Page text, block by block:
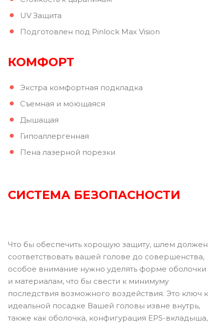
UV Защита
Подготовлен под Pinlock Max Vision
КОМФОРТ
Экстра комфортная подкладка
Съемная и моющаяся
Дышащая
Гипоаллергенная
Пена лазерной порезки
СИСТЕМА БЕЗОПАСНОСТИ
Что бы обеспечить хорошую защиту, шлем должен
соответствовать вашей голове до совершенства,
особое внимание нужно уделять форме оболочки
и материалам, что бы свести к минимуму
последствия возможного воздействия. Это ключ к
идеальной посадке Вашей головы извне внутрь,
также как оболочка, конфигурация EPS-вкладыша,